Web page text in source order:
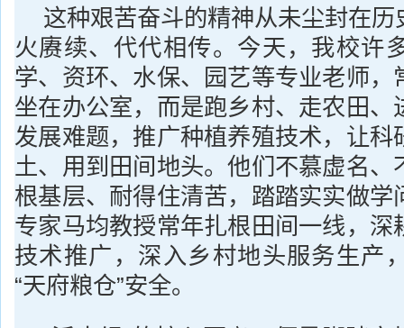
这种艰苦奋斗的精神从未尘封在
火赓续、代代相传。今天，我校许
学、资环、水保、园艺等专业老师，
坐在办公室，而是跑乡村、走农田、
发展难题，推广种植养殖技术，让科
土、用到田间地头。他们不慕虚名、
根基层、耐得住清苦，踏踏实实做学
专家马均教授常年扎根田间一线，深
技术推广，深入乡村地头服务生产
“天府粮仓”安全。